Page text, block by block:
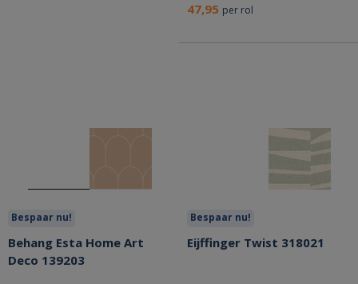
47,95 per rol
Bespaar nu!
Behang Esta Home Art
Deco 139203
Bespaar nu!
Eijffinger Twist 318021